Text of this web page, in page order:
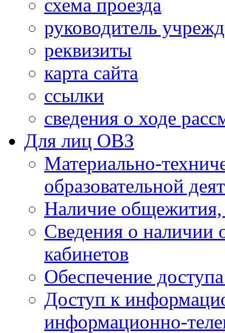
схема проезда
руководитель
реквизиты
карта сайта
ссылки
сведения о ходе
Для лиц ОВЗ
Материально-
образовательной
Наличие общежития,
Сведения о наличии
кабинетов
Обеспечение
Доступ к
информационно-